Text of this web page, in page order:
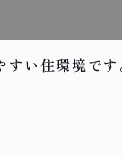
すい住環境で